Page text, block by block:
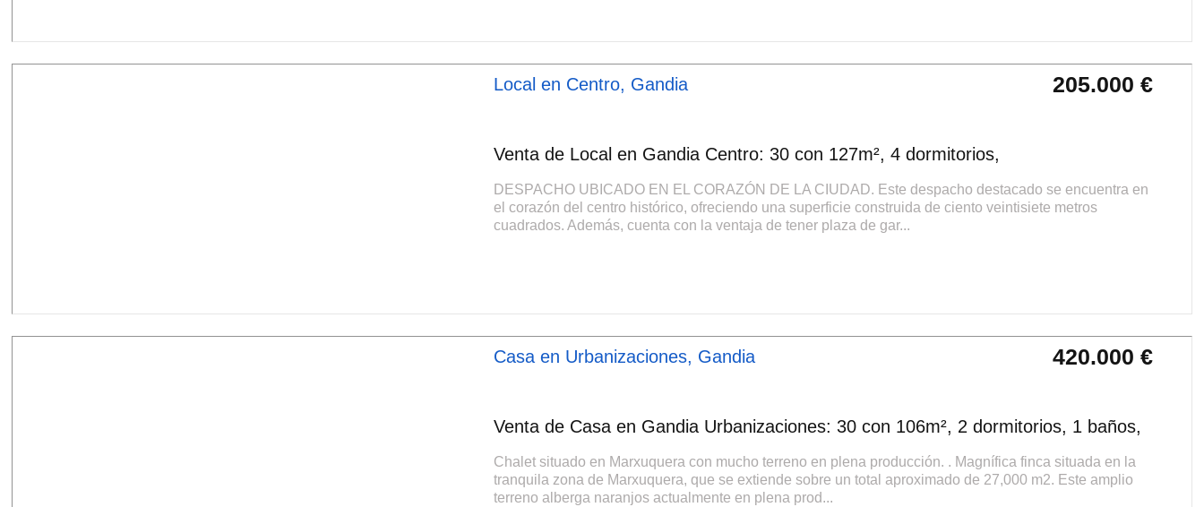
Local en Centro, Gandia 205.000 €
Venta de Local en Gandia Centro: 30 con 127m², 4 dormitorios,
DESPACHO UBICADO EN EL CORAZÓN DE LA CIUDAD. Este despacho destacado se encuentra en
el corazón del centro histórico, ofreciendo una superficie construida de ciento veintisiete metros
cuadrados. Además, cuenta con la ventaja de tener plaza de gar...
Casa en Urbanizaciones, Gandia 420.000 €
Venta de Casa en Gandia Urbanizaciones: 30 con 106m², 2 dormitorios, 1 baños,
Chalet situado en Marxuquera con mucho terreno en plena producción. . Magnífica finca situada en la
tranquila zona de Marxuquera, que se extiende sobre un total aproximado de 27,000 m2. Este amplio
terreno alberga naranjos actualmente en plena prod...